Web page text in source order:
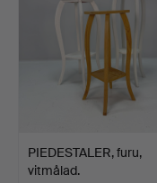
PIEDESTALER, furu,
vitmålad.